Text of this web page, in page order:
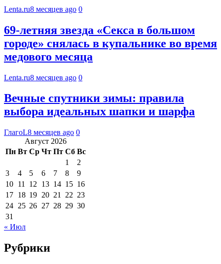
Lenta.ru8 месяцев ago 0
69-летняя звезда «Секса в большом
городе» снялась в купальнике во время
медового месяца
Lenta.ru8 месяцев ago 0
Вечные спутники зимы: правила
выбора идеальных шапки и шарфа
ГлагоL8 месяцев ago 0
Август 2026
Пн Вт Ср Чт Пт Сб Вс
1
2
3
4 5 6 7 8
9
10 11 12 13 14 15 16
17 18 19 20 21 22 23
24 25 26 27 28 29 30
31
« Июл
Рубрики